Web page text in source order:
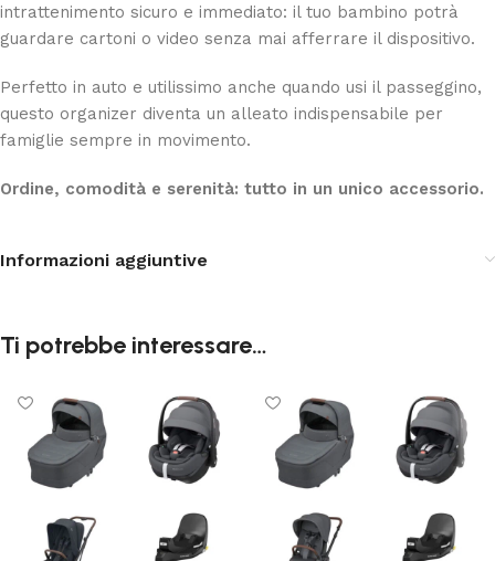
intrattenimento sicuro e immediato: il tuo bambino potrà
guardare cartoni o video senza mai afferrare il dispositivo.
Perfetto in auto e utilissimo anche quando usi il passeggino,
questo organizer diventa un alleato indispensabile per
famiglie sempre in movimento.
Ordine, comodità e serenità: tutto in un unico accessorio.
Informazioni aggiuntive
Ti potrebbe interessare…